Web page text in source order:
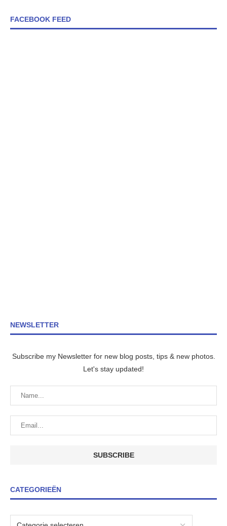
FACEBOOK FEED
NEWSLETTER
Subscribe my Newsletter for new blog posts, tips & new photos.
Let's stay updated!
CATEGORIEËN